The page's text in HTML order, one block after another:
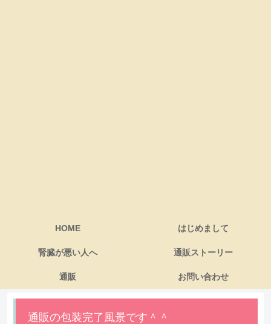
HOME はじめまして
腎臓が悪い人へ 通販ストーリー
通販 お問い合わせ
通販の包装完了風景です＾＾